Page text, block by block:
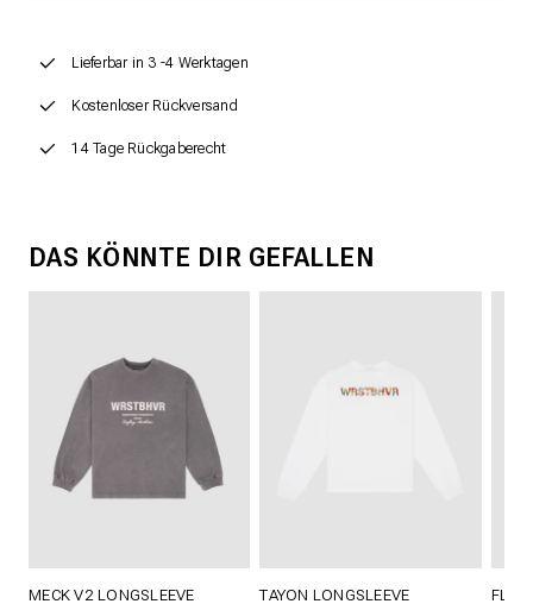
Lieferbar in 3 -4 Werktagen
Kostenloser Rückversand
14 Tage Rückgaberecht
DAS KÖNNTE DIR GEFALLEN
MECK V2 LONGSLEEVE
TAYON LONGSLEEVE